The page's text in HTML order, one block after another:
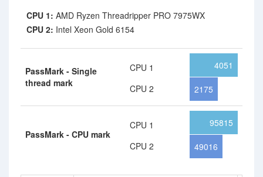
CPU 1: AMD Ryzen Threadripper PRO 7975WX
CPU 2: Intel Xeon Gold 6154
PassMark - Single
thread mark
CPU 1
CPU 2
4051
2175
PassMark - CPU mark
CPU 1
CPU 2
95815
49016